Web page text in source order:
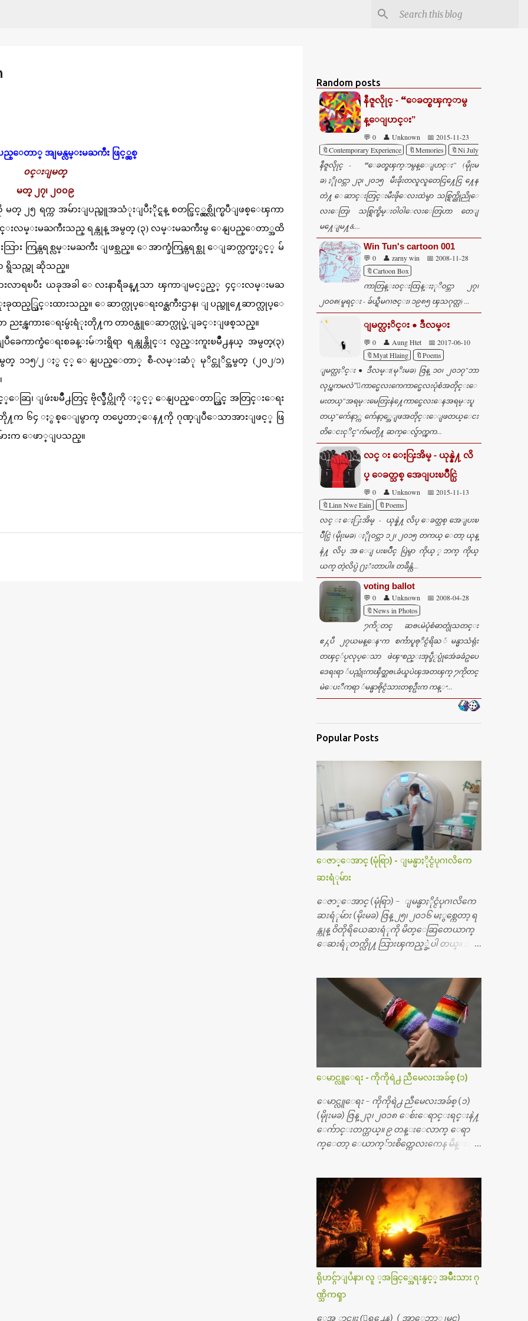
ပည္ေတာ္ အျမန္လမ္းမႀကီး ဖြင့္လွစ္
၀င္းျမတ္
မတ္ ၂၇၊ ၂၀၀၉
တ္ ၂၅ ရက္က အမ်ားျပည္သူအသံုးျပဳႏိုင္ရန္ စတင္ဖြင့္လွစ္လိုက္ၿပီျဖစ္ေၾကာ
င္းလမ္းမႀကီးသည္ ရန္ကုန္ အမွတ္ (၃) လမ္းမႀကီးမွ ေနျပည္ေတာ္အထိ
ား ကြန္ကရစ္လမ္းမႀကီး ျဖစ္သည္။ ေအာက္ခံကြန္ကရစ္ထု ေျခာက္လက္မႏွင့္ မ်
၀ ရွိသည္ဟု ဆိုသည္။
သြားလာရၿပီး ယခုအခါ ေလးနာရီခန္႔သာ ၾကာျမင့္မည့္ ၄င္းလမ္းမႀ
ည့္သြင္းထားသည္။ ေဆာက္လုပ္ေရး၀န္ႀကီးဌာန၊ ျပည္သူ႔ေဆာက္လုပ္ေ
ာ ညႊန္ၾကားေရးမွဴးရံုးတို႔က တာ၀န္ယူေဆာက္လုပ္ခဲ့ျခင္းျဖစ္သည္။
ေကာက္ခံေရးစခန္းမ်ားရွိရာ ရန္ကုန္တိုင္း လွည္းကူးၿမိဳ႕နယ္ အမွတ္(၃)
တ္ ၁၁၅/၂ ႏွင့္ ေနျပည္ေတာ္ စီ-လမ္းဆံု မုိင္တုိင္အမွတ္ (၂၀၂/၁)
ေဆြ၊ ျဖဴးၿမိဳ႕တြင္ ဗိုလ္ခ်ဳပ္ကိုကို ႏွင့္ ေနျပည္ေတာ္တြင္ အတြင္းေရး
တို႔က ၆၄ ႏွစ္ေျမွာက္ တပ္မေတာ္ေန႔ကို ဂုဏ္ျပဳေသာအားျဖင့္ ဖြ
ားက ေဖာ္ျပသည္။
Random posts
နီဇူလိုုင္ - “ေခတ္စၾက္ာမွ
န္ေျပာင္း”
💬 0 👤 Unknown
📅 2015-11-23
🔖Contemporary Experience
🔖Memories
🔖Ni July
နီဇူလိုုင္ - “ေခတ္စၾက္ာမွန္ေျပာင္း” (မိုုးမ
ခ) ႏိုု၀င္ဘာ ၂၃၊ ၂၀၁၅ မီးခိုးတလူလူတေငြ႔ေငြ ႔ေန
တဲ႔ ေဆာင္းတြင္းမီးဖိုေလးထဲမွာ သစ္ရြက္ညိုညိုေ
လးေတြ၊ သစ္ရြက္စိမ္း၀ါ၀ါေလးေတြဟာ တေျ
မ႔ေျမ႔&...
Win Tun's cartoon 001
💬 0 👤 zarny win
📅 2008-11-28
🔖Cartoon Box
ကာတြန္း၀င္းထြန္းႏုိ၀င္ဘာ ၂၇၊
၂၀၀၈(မူရင္း - ခ်ယ္ရီမဂၢဇင္း၊ ၁၉၈၅ ၾသဂုတ္လ) ...
ျမတ္လႈိင္း ● ဒီလမ္း
💬 0 👤 Aung Htet
📅 2017-06-10
🔖Myat Hlaing
🔖Poems
ျမတ္လႈိင္း ● ဒီလမ္း(မုိးမခ) ဇြန္ ၁၀၊ ၂၀၁၇"ဘာ
လုပ္ၾကမလဲ"ေကာင္မေလးကေကာင္မေလးပုံစံအတိုင္းေ
မးတယ္"အရမ္းမေတြးနဲ႔ေကာင္မေလးေနအရမ္းပူ
တယ္"က်ေနာ္က က်ေနာ့္အေျဖအတိုင္းေျဖတယ္ေငး
တိေငးငုိင္"က်မတို႔ ဆက္ေလွ်ာက္ၾက...
လင္ း ေႏြးအိမ္ - ယုန္နဲ႔ လိ
ပ္ ေခတ္သစ္ အေျပးၿပိဳင္ပြဲ
💬 0 👤 Unknown
📅 2015-11-13
🔖Linn Nwe Eain
🔖Poems
လင္ း ေႏြးအိမ္ - ယုန္နဲ႔ လိပ္ ေခတ္သစ္ အေျပးၿ
ပိဳင္ပြဲ (မိုုးမခ) ႏိုု၀င္ဘာ ၁၂၊ ၂၀၁၅ တကယ္ ေတာ့ ယုန္
နဲ႔ လိပ္ အ ေျပးၿပိဳင္ ပြဲမွာ ကိုယ္ ့ဘက္ ကိုယ္
ယက္ တဲ့လိပ္ပဲ ႐ႈံးတာပါ။ တခ်ိန္လံ...
voting ballot
💬 0 👤 Unknown
📅 2008-04-28
🔖News in Photos
႒ကိႂတင္ ဆႎၬမဲပုံစံဓာတ္ပုံသတင္း
ဧ႓ပီ ၂၇ယမန္ေနႚက စကႆာပူႎုိင္ငံရိႀ ဴမန္မာသံရုံး
တၾင္ဴပႂလုပ္ေသာ ဖဲၾႚစည္းအုပ္ခဵႂပ္ပုံအေဴခခံဥပေ
ဒေရးရာ ဴပည္လုံးကၾဵတ္ဆႎၬခံယူပဲၾအတၾက္ ႒ကႂိတင္
မဲေပးဳကရာ ဴမန္မာႎိုင္ငံသားတစ္ဦးက ကန္ႚ...
Popular Posts
ေဇာ္ေအာင္ (မုံရြာ) - ျမန္မာႏိုင္ငံပုဂၢလိကေ
ဆးရံုမ်ား
ေဇာ္ေအာင္ (မုံရြာ) - ျမန္မာႏိုင္ငံပုဂၢလိကေ
ဆးရံုမ်ား (မိုးမခ) ဇြန္ ၂၅၊ ၂၀၁၆ မႏွစ္ကေတာ့ ရ
န္ကုန္ ဝိတိုရိယေဆးရံုကို မိတ္ေဆြတေယာက္
ေဆးရံုတက္လို႔ သြားၾကည့္ခဲ့ပါ တယ္။ အရ
မ္းသြားလို႔ အရိုးအစားထိုးကုသျခင္း လုပ္ပါ
တယ္။ အရိုးအထူးကု ဆရာဝန္က ဝိတိုရိယေဟာ္တ
ယ္လိုအခန္းမွာ တရက္ က်ပ္ ၃ ေသာင္းနဲ႔ေနေ
စၿပီး၊ အာရွေတာ္ဝင္ခြဲစိတ္ခန္းကို ငွားရမ္းခြဲစိ
တ္ အရိုးအစားထိုးကုပါတယ္။ ေဆးစစ္၊ေဆး
ဝယ္၊ ခြဲစိတ္ကု၊ အရိုးအစားထိုးပစၥည္း စတဲ့စရိ
တ္ေတြနဲ႔ေဆးရံုမွာ ၂ ပတ္ေနထိုင္စရိတ္ သိ
န္း ၇၀ ေလာက္ ကုန္သြားပါတယ္။ သူငယ္ခ်င္းျ
ဖစ္သူကို လာေတြ႔ရင္း ဟိုတယ္လို သန္႔ရွင္း
သပ္ရပ္တဲ့ ဝိတိုရိယေဆးရံုမွာ စီတီစကင္ နဲ႔ အမ္အာ
အိုင္1 စက္ခန္းကိုေတြ႔လို႔ေမးၾကည့္ေ
တာ့ တခါစမ္းရင္ က်ပ္တသိန္းေက်ာ္ က်သင့္တ
ကီးေတြနဲ႔ စမ္းသပ္ရပါတယ္။ ခႏၱာကိုယ္အစိတ္ပို
င္း ကလီစာေတြကိုၾကည့္ရႈတဲ့ အာလထ
ရာေဆာင္း2 စက္ေတြကေတာ့ ေစ်းသိပ္မႀ
ကီးလို႔ ျမန္မာျပည္ေဆးရံုတိုင္းရွိပါတယ္။
တစ္ခါစမ္းရင္ က်ပ္တစ္ေသာင္းေလာက္ က်သ
င့္ပါတယ္။ စာေရးသူ လြန္ခဲ့တဲ့ (၂)...
ေမာင္လူေရး - ကိုကိုရဲ႕ ညီမေလးအခ်စ္ (၁)
ေမာင္လူေရး - ကိုကိုရဲ႕ ညီမေလးအခ်စ္ (၁)
(မိုုးမခ) ဇြန္ ၂၃၊ ၂၀၁၈ ေစ်းေရာင္းရင္းနဲ႔
ေက်ာင္းတက္တယ္။ ၉ တန္းေလာက္ ေရာ
က္ေတာ့ ေယာက္်ားစိတ္ကေလးကေန မိန္းမစိ
တာေပါ့။ မိန္းကေလး အေပါင္းအသင္းလ
ည္း မ်ားတယ္။ ငယ္ငယ္တုန္းကေတာ့ အမေတြနဲ႔
ေနတာဆုိေတာ့ သနပ္ခါးေလးေတြ လိမ္း
တယ္။ ပန္းပန္တယ္။ မိန္းကေလး အဝတ္အစားေ
တြကိုလည္း ခုိးဝတ္တယ္။ မိန္းမစိတ္ရွိေတာ့
ရွိေပမယ့္ ကိုယ့္ကိုယ္ကို မိန္းမစိတ္ေပါက္မွန္း
သိတာက ၉ တန္း၊ ၁၀ တန္းေလာက္ကမွ။ ညီအ
စ္ကို ေမာင္နွမ အားလံုး ၆ ေယာက္ရွိတယ္။ အစ္ကို ၃
ေယာက္၊ အစ္မ ႏွစ္ေယာက္။ အစ္ကိုေတြက
လည္း သူ႔ အေပါင္းအသင္းနဲ႔ သူဆိုေ
ရိုဟင္ဂ်ာျပႆနာ၊ လူ ့အခြင့္အေရးနွင့္ အမ်ိဳးသား ဂု
ဏ္သိကၡာ
ေအ ာင္ထူး (ေရွ႕ေန) ( အာေဘာ္အျမင္)